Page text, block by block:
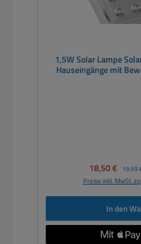
1,5W Solar Lampe
Hauseingänge mit
Verkaufspreis:
18,50 € 19,99
Preise inkl. MwSt.
In den